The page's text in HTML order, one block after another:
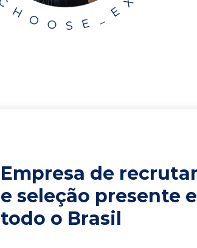
Empresa de
e seleção presente
todo o Brasil